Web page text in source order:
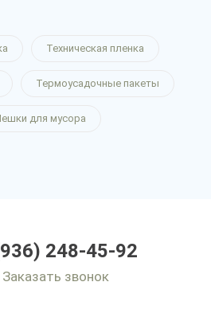
Техническая пленка
Термоусадочные пакеты
для мусора
248-45-92
Заказать звонок